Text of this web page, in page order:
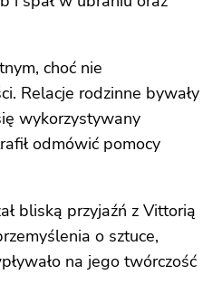
choć nie
Relacje rodzinne bywały
wykorzystywany
odmówić pomocy
bliską przyjaźń z Vittorią
o sztuce,
na jego twórczość